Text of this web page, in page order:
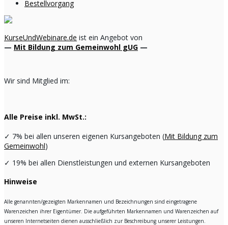
Bestellvorgang
KurseUndWebinare.de ist ein Angebot von
— Mit Bildung zum Gemeinwohl gUG —
Wir sind Mitglied im:
Alle Preise inkl. MwSt.:
✓ 7% bei allen unseren eigenen Kursangeboten (Mit Bildung zum
Gemeinwohl)
✓ 19% bei allen Dienstleistungen und externen Kursangeboten
Hinweise
Alle genannten/gezeigten Markennamen und Bezeichnungen sind eingetragene
Warenzeichen ihrer Eigentümer. Die aufgeführten Markennamen und Warenzeichen auf
unseren Internetseiten dienen ausschließlich zur Beschreibung unserer Leistungen.